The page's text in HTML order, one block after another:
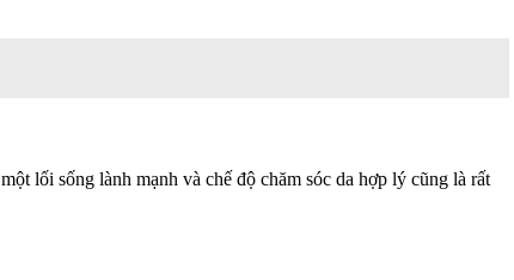
lối sống lành mạnh và chế độ chăm sóc da hợp lý cũng là rất